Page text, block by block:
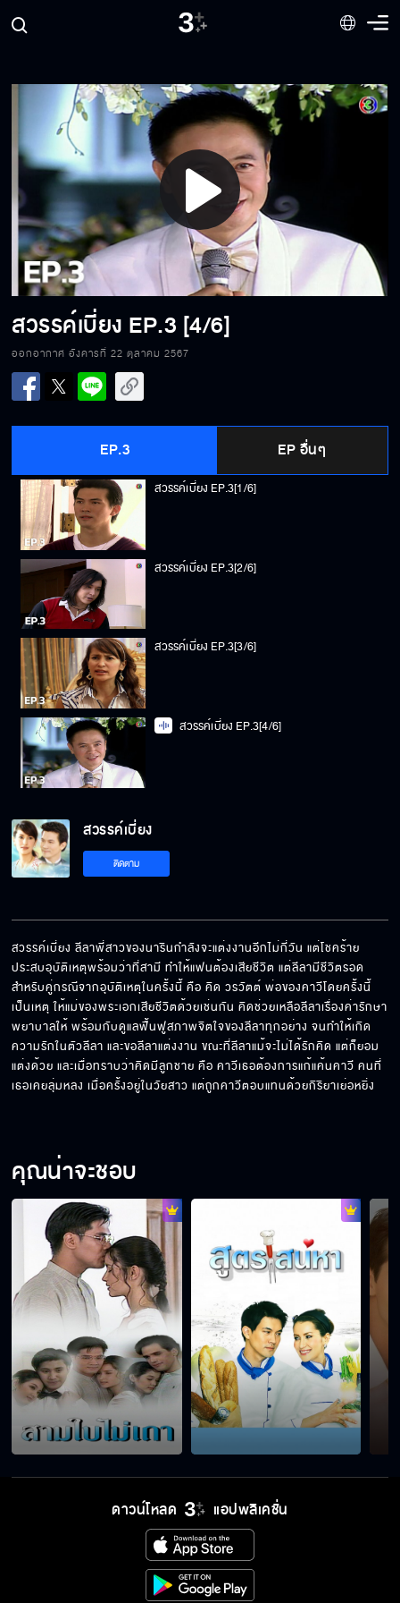
Play
Video
สวรรค์เบี่ยง EP.3 [4/6]
ออกอากาศ อังคารที่ 22 ตุลาคม 2567
EP.3 EP อื่นๆ
สวรรค์เบี่ยง EP.3[1/6]
สวรรค์เบี่ยง EP.3[2/6]
สวรรค์เบี่ยง EP.3[3/6]
สวรรค์เบี่ยง EP.3[4/6]
สวรรค์เบี่ยง
ติดตาม
สวรรค์เบี่ยง ลีลาพี่สาวของนารินกำลังจะแต่งงานอีกไม่กี่วัน แต่โชคร้าย
ประสบอุบัติเหตุพร้อมว่าที่สามี ทำให้แฟนต้องเสียชีวิต แต่ลีลามีชีวิตรอด
สำหรับคู่กรณีจากอุบัติเหตุในครั้งนี้ คือ คิด วรวัตต์ พ่อของคาวีโดยครั้งนี้
เป็นเหตุ ให้แม่ของพระเอกเสียชีวิตด้วยเช่นกัน คิดช่วยเหลือลีลาเรื่องค่ารักษา
พยาบาลให้ พร้อมกับดูแลฟื้นฟูสภาพจิตใจของลีลาทุกอย่าง จนทำให้เกิด
ความรักในตัวลีลา และขอลีลาแต่งงาน ขณะที่ลีลาแม้จะไม่ได้รักคิด แต่ก็ยอม
แต่งด้วย และเมื่อทราบว่าคิดมีลูกชาย คือ คาวีเธอต้องการแก้แค้นคาวี คนที่
เธอเคยลุ่มหลง เมื่อครั้งอยู่ในวัยสาว แต่ถูกคาวีตอบแทนด้วยกิริยาเย่อหยิ่ง
คุณน่าจะชอบ
ดาวน์โหลด แอปพลิเคชั่น